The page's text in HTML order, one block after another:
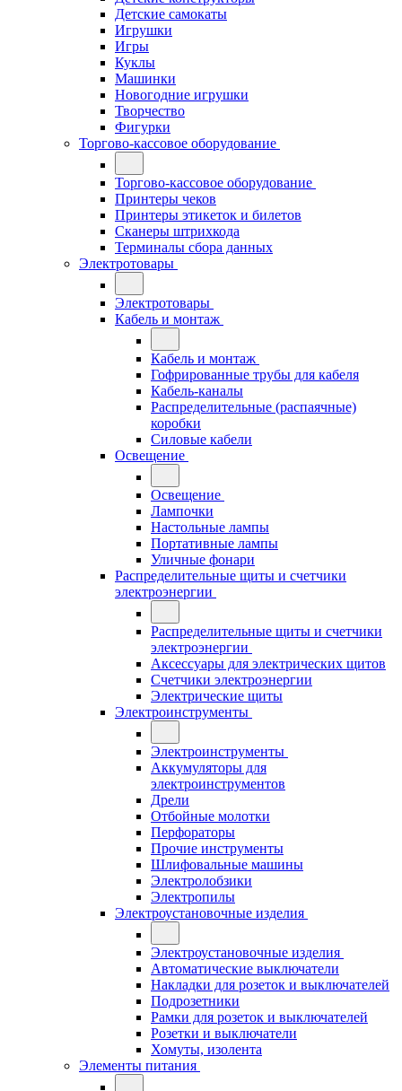
Детские самокаты
Игрушки
Игры
Куклы
Машинки
Новогодние игрушки
Творчество
Фигурки
Торгово-кассовое оборудование
Торгово-кассовое оборудование
Принтеры чеков
Принтеры этикеток и билетов
Сканеры штрихкода
Терминалы сбора данных
Электротовары
Электротовары
Кабель и монтаж
Кабель и монтаж
Гофрированные трубы для кабеля
Кабель-каналы
Распределительные (распаячные)
коробки
Силовые кабели
Освещение
Освещение
Лампочки
Настольные лампы
Портативные лампы
Уличные фонари
Распределительные щиты и счетчики
электроэнергии
Распределительные щиты и счетчики
электроэнергии
Аксессуары для электрических щитов
Счетчики электроэнергии
Электрические щиты
Электроинструменты
Электроинструменты
Аккумуляторы для
электроинструментов
Дрели
Отбойные молотки
Перфораторы
Прочие инструменты
Шлифовальные машины
Электролобзики
Электропилы
Электроустановочные изделия
Электроустановочные изделия
Автоматические выключатели
Накладки для розеток и выключателей
Подрозетники
Рамки для розеток и выключателей
Розетки и выключатели
Хомуты, изолента
Элементы питания